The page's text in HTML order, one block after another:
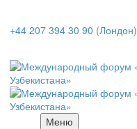
+44 207 394 30 90 (Лондон)
Меню